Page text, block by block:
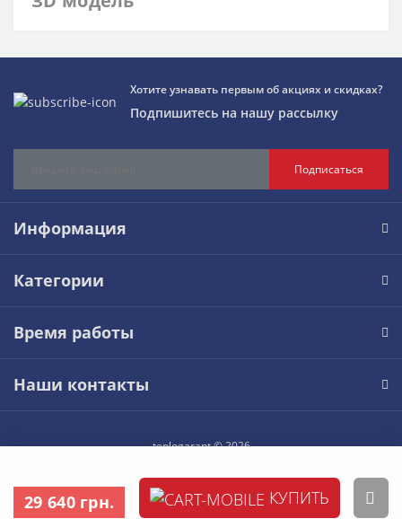
29 640 грн. КУПИТЬ
Хотите узнавать первым об акциях и скидках?
Подпишитесь на нашу рассылку
Подписаться
Информация
Категории
Время работы
Наши контакты
teplogarant © 2026